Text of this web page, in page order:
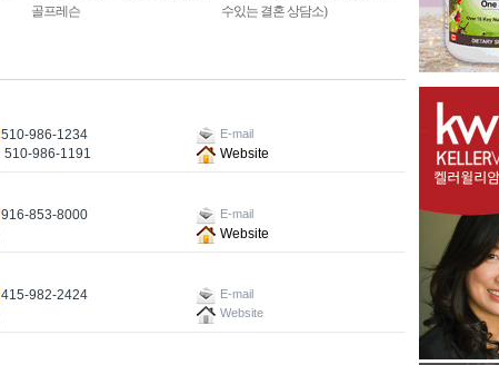
골프레슨
수있는 결혼 상담소)
510-986-1234 E-mail
510-986-1191 Website
916-853-8000 E-mail
Website
415-982-2424
E-mail
Website